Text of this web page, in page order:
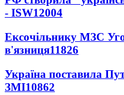
- ISW12004
Ексочільнику МЗС
в'язниця11826
Україна поставила
ЗМІ10862